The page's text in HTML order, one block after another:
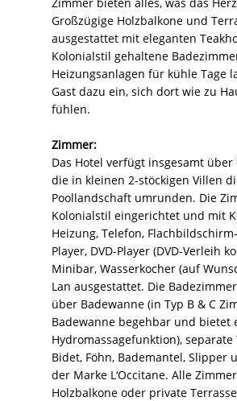
Großzügige Holzbalkone und
ausgestattet mit eleganten
Kolonialstil gehaltene
Heizungsanlagen für kühle Tage
Gast dazu ein, sich dort wie zu
fühlen.
Zimmer:
Das Hotel verfügt insgesamt über
die in kleinen 2-stöckigen Villen
Poollandschaft umrunden. Die
Kolonialstil eingerichtet und mit
Heizung, Telefon, Flachbildschirm-
Player, DVD-Player (DVD-Verleih
Minibar, Wasserkocher (auf
Lan ausgestattet. Die
über Badewanne (in Typ B & C
Badewanne begehbar und bietet
Hydromassagefunktion),
Bidet, Föhn, Bademantel, Slipper
der Marke L‘Occitane. Alle
Holzbalkone oder private